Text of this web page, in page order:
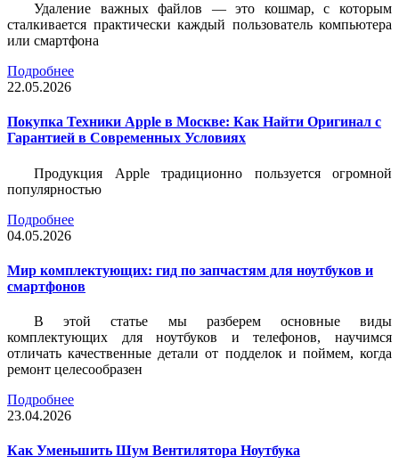
Удаление важных файлов — это кошмар, с которым
сталкивается практически каждый пользователь компьютера
или смартфона
Подробнее
22.05.2026
Покупка Техники Apple в Москве: Как Найти Оригинал с
Гарантией в Современных Условиях
Продукция Apple традиционно пользуется огромной
популярностью
Подробнее
04.05.2026
Мир комплектующих: гид по запчастям для ноутбуков и
смартфонов
В этой статье мы разберем основные виды
комплектующих для ноутбуков и телефонов, научимся
отличать качественные детали от подделок и поймем, когда
ремонт целесообразен
Подробнее
23.04.2026
Как Уменьшить Шум Вентилятора Ноутбука